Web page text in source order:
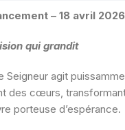
– 18 avril 2026
qui grandit
Seigneur agit
des cœurs,
porteuse d’espérance.